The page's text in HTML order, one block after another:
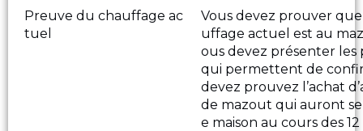
Preuve du chauffage ac
tuel
Vous devez prouver
uffage actuel est au
ous devez présenter les
qui permettent de
devez prouvez l’achat
de mazout qui auront
e maison au cours des